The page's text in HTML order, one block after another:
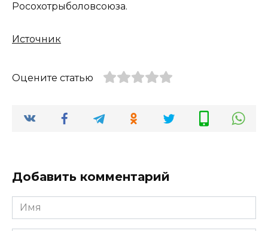
Росохотрыболовсоюза.
Источник
Оцените статью
Добавить комментарий
Имя
*